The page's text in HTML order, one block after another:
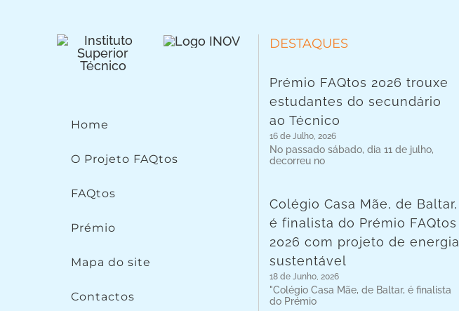
Home
O Projeto FAQtos
FAQtos
Prémio
Mapa do site
Contactos
DESTAQUES
Prémio FAQtos 2026 trouxe
estudantes do secundário
ao Técnico
16 de Julho, 2026
No passado sábado, dia 11 de julho,
decorreu no
Colégio Casa Mãe, de Baltar,
é finalista do Prémio FAQtos
2026 com projeto de energia
sustentável
18 de Junho, 2026
"Colégio Casa Mãe, de Baltar, é finalista
do Prémio